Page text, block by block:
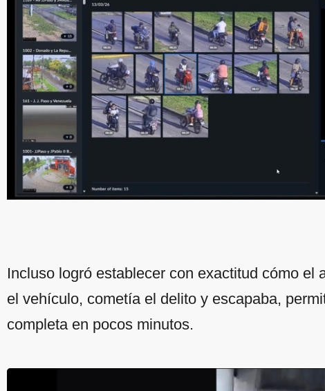
Incluso logró establecer con exactitud cómo el
el vehículo, cometía el delito y escapaba,
completa en pocos minutos.